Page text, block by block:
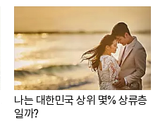
나는 대한민국 상위 몇% 상류층
일까?